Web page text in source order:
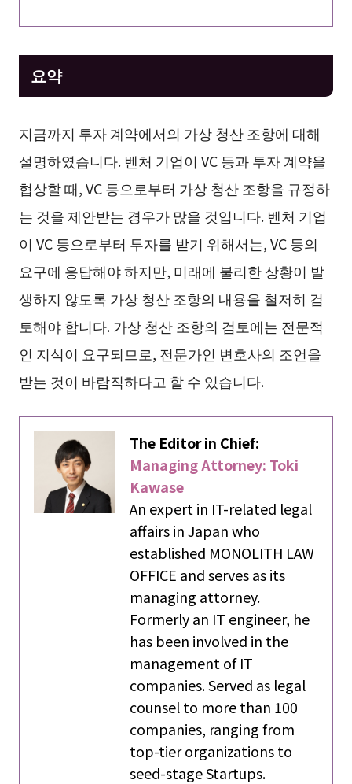
요약
지금까지 투자 계약에서의 가상 청산 조항에 대해
설명하였습니다. 벤처 기업이 VC 등과 투자 계약을
협상할 때, VC 등으로부터 가상 청산 조항을 규정하
는 것을 제안받는 경우가 많을 것입니다. 벤처 기업
이 VC 등으로부터 투자를 받기 위해서는, VC 등의
요구에 응답해야 하지만, 미래에 불리한 상황이 발
생하지 않도록 가상 청산 조항의 내용을 철저히 검
토해야 합니다. 가상 청산 조항의 검토에는 전문적
인 지식이 요구되므로, 전문가인 변호사의 조언을
받는 것이 바람직하다고 할 수 있습니다.
The Editor in Chief:
Managing Attorney: Toki
Kawase
An expert in IT-related legal
affairs in Japan who
established MONOLITH LAW
OFFICE and serves as its
managing attorney.
Formerly an IT engineer, he
has been involved in the
management of IT
companies. Served as legal
counsel to more than 100
companies, ranging from
top-tier organizations to
seed-stage Startups.